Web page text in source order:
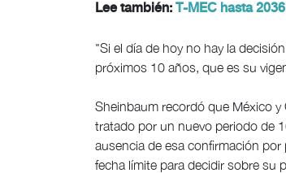
Lee también: T-MEC hasta
"Si el día de hoy no hay la
próximos 10 años, que es su
Sheinbaum recordó que México
tratado por un nuevo periodo de
ausencia de esa confirmación
fecha límite para decidir sobre su